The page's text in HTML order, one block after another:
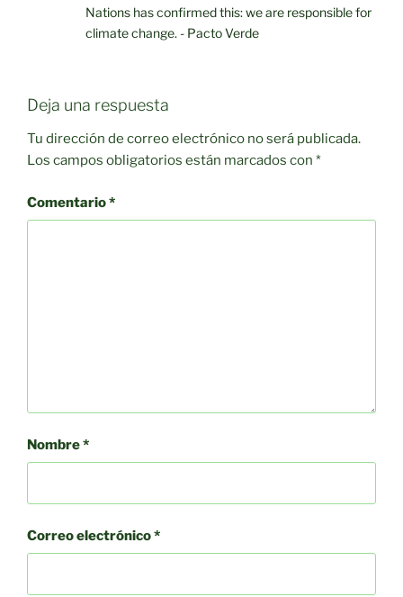
Nations has confirmed this: we are responsible for
climate change. - Pacto Verde
Deja una respuesta
Tu dirección de correo electrónico no será publicada.
Los campos obligatorios están marcados con *
Comentario*
Nombre*
Correo electrónico*